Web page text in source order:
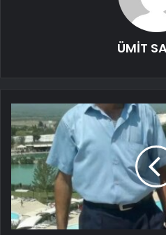
ÜMİT